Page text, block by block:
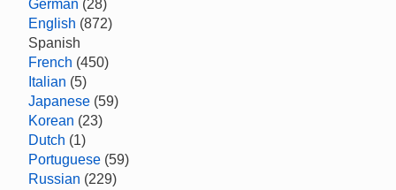
German (28)
English (872)
Spanish
French (450)
Italian (5)
Japanese (59)
Korean (23)
Dutch (1)
Portuguese (59)
Russian (229)